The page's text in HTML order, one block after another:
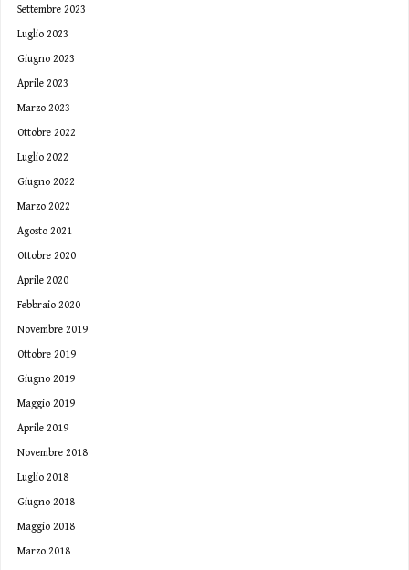
Settembre 2023
Luglio 2023
Giugno 2023
Aprile 2023
Marzo 2023
Ottobre 2022
Luglio 2022
Giugno 2022
Marzo 2022
Agosto 2021
Ottobre 2020
Aprile 2020
Febbraio 2020
Novembre 2019
Ottobre 2019
Giugno 2019
Maggio 2019
Aprile 2019
Novembre 2018
Luglio 2018
Giugno 2018
Maggio 2018
Marzo 2018